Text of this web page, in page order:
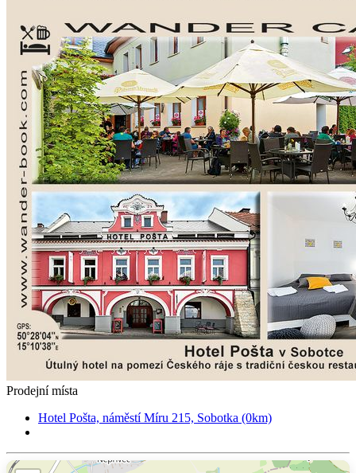
Prodejní místa
Hotel Pošta, náměstí Míru 215, Sobotka (0km)